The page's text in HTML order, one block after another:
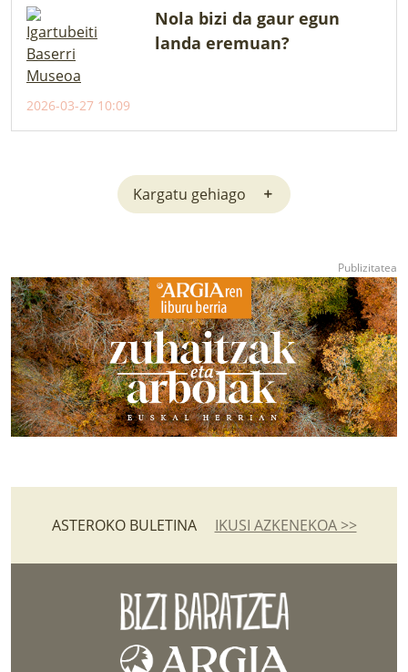
2026-03-27 10:09
Nola bizi da gaur egun
landa eremuan?
Kargatu gehiago
ASTEROKO BULETINA IKUSI AZKENEKOA >>